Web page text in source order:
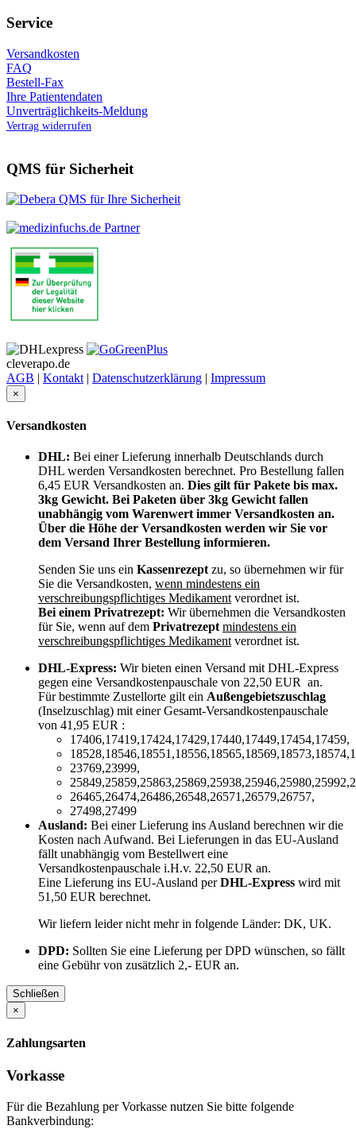
Service
Versandkosten
FAQ
Bestell-Fax
Ihre Patientendaten
Unverträglichkeits-Meldung
Vertrag widerrufen
QMS für Sicherheit
cleverapo.de
AGB | Kontakt | Datenschutzerklärung | Impressum
×
Versandkosten
DHL: Bei einer Lieferung innerhalb Deutschlands durch
DHL werden Versandkosten berechnet. Pro Bestellung fallen
6,45 EUR Versandkosten an. Dies gilt für Pakete bis max.
3kg Gewicht. Bei Paketen über 3kg Gewicht fallen
unabhängig vom Warenwert immer Versandkosten an.
Über die Höhe der Versandkosten werden wir Sie vor
dem Versand Ihrer Bestellung informieren.
Senden Sie uns ein Kassenrezeptzu, so übernehmen wir für
Sie die Versandkosten, wenn mindestens ein
verschreibungspflichtiges Medikamentverordnet ist.
Bei einem Privatrezept: Wir übernehmen die Versandkosten
für Sie, wenn auf dem Privatrezept mindestens ein
verschreibungspflichtiges Medikamentverordnet ist.
DHL-Express: Wir bieten einen Versand mit DHL-Express
gegen eine Versandkostenpauschale von 22,50 EUR an.
Für bestimmte Zustellorte gilt ein Außengebietszuschlag
(Inselzuschlag) mit einer Gesamt-Versandkostenpauschale
von 41,95 EUR :
17406,17419,17424,17429,17440,17449,17454,17459,
23769,23999,
26465,26474,26486,26548,26571,26579,26757,
27498,27499
Ausland: Bei einer Lieferung ins Ausland berechnen wir die
Kosten nach Aufwand. Bei Lieferungen in das EU-Ausland
fällt unabhängig vom Bestellwert eine
Versandkostenpauschale i.H.v. 22,50 EUR an.
Eine Lieferung ins EU-Ausland perDHL-Express wird mit
51,50 EUR berechnet.
Wir liefern leider nicht mehr in folgende Länder: DK, UK.
DPD: Sollten Sie eine Lieferung per DPD wünschen, so fällt
eine Gebühr von zusätzlich 2,- EUR an.
Schließen
×
Zahlungsarten
Vorkasse
Für die Bezahlung per Vorkasse nutzen Sie bitte folgende
Bankverbindung: